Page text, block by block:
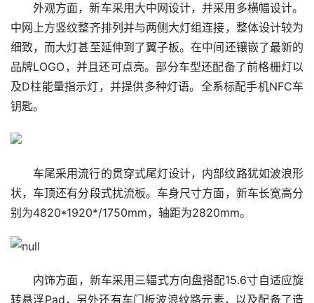
外观方面，新车采用大中网设计，并采用多横幅设计。
中网上方竖纹整齐排列并与两侧大灯组连接，整体设计较为
细致，而大灯甚至延伸到了翼子板。在中间还镶嵌了最新的
品牌LOGO，并且还可点亮。部分车型还配备了前格栅灯以
及D柱能量指示灯，并提供多种灯语。全系标配手机NFC车
钥匙。
车尾采用流行的贯穿式尾灯设计，内部纹路犹如波浪形
状，车顶还有分段式扰流板。车身尺寸方面，新车长宽高分
别为4820*1920*/1750mm，轴距为2820mm。
内饰方面，新车采用三辐式方向盘搭配15.6寸自适应旋
转悬浮Pad，另外还有车门板波浪纹路元素，以及配备了造